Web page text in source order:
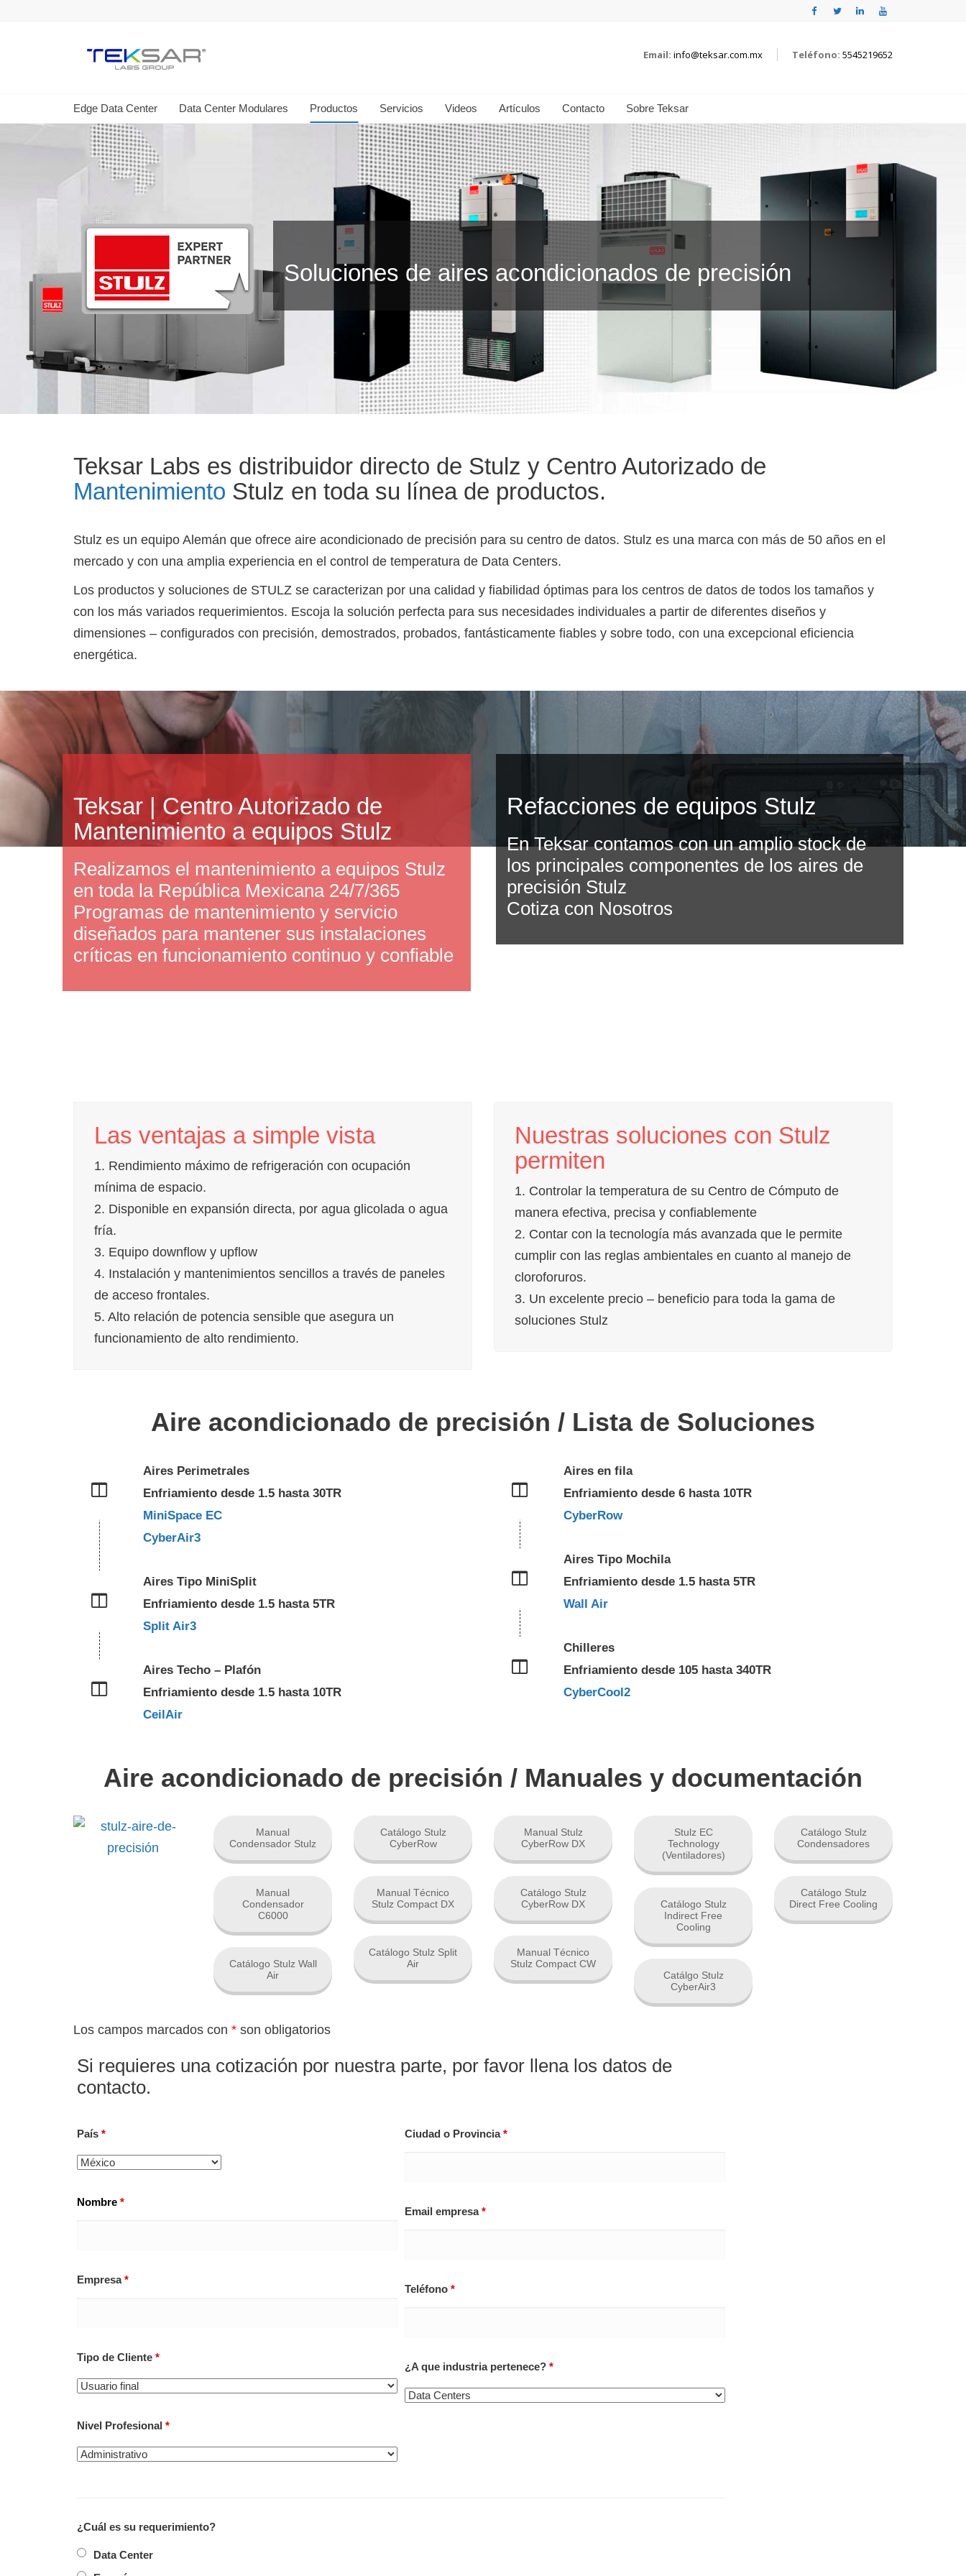
Email: info@teksar.com.mx Teléfono: 5545219652
Edge Data Center Data Center Modulares Productos Servicios Videos Artículos Contacto Sobre Teksar
Soluciones de aires acondicionados de precisión
Teksar Labs es distribuidor directo de Stulz y Centro Autorizado de
Mantenimiento Stulz en toda su línea de productos.
Stulz es un equipo Alemán que ofrece aire acondicionado de precisión para su centro de datos. Stulz es una marca con más de 50 años en el
mercado y con una amplia experiencia en el control de temperatura de Data Centers.
Los productos y soluciones de STULZ se caracterizan por una calidad y ﬁabilidad óptimas para los centros de datos de todos los tamaños y
con los más variados requerimientos. Escoja la solución perfecta para sus necesidades individuales a partir de diferentes diseños y
dimensiones – conﬁgurados con precisión, demostrados, probados, fantásticamente ﬁables y sobre todo, con una excepcional eﬁciencia
energética.
Teksar | Centro Autorizado de
Mantenimiento a equipos Stulz
Realizamos el mantenimiento a equipos Stulz
en toda la República Mexicana 24/7/365
Programas de mantenimiento y servicio
diseñados para mantener sus instalaciones
críticas en funcionamiento continuo y confiable
Refacciones de equipos Stulz
En Teksar contamos con un amplio stock de
los principales componentes de los aires de
precisión Stulz
Cotiza con Nosotros
Las ventajas a simple vista
1. Rendimiento máximo de refrigeración con ocupación
mínima de espacio.
2. Disponible en expansión directa, por agua glicolada o agua
fría.
3. Equipo downflow y upflow
4. Instalación y mantenimientos sencillos a través de paneles
de acceso frontales.
5. Alto relación de potencia sensible que asegura un
funcionamiento de alto rendimiento.
Nuestras soluciones con Stulz
permiten
1. Controlar la temperatura de su Centro de Cómputo de
manera efectiva, precisa y confiablemente
2. Contar con la tecnología más avanzada que le permite
cumplir con las reglas ambientales en cuanto al manejo de
cloroforuros.
3. Un excelente precio – beneficio para toda la gama de
soluciones Stulz
Aire acondicionado de precisión / Lista de Soluciones
Aires Perimetrales
Enfriamiento desde 1.5 hasta 30TR
MiniSpace EC
CyberAir3
Aires Tipo MiniSplit
Enfriamiento desde 1.5 hasta 5TR
Split Air3
Aires Techo – Plafón
Enfriamiento desde 1.5 hasta 10TR
CeilAir
Aires en fila
Enfriamiento desde 6 hasta 10TR
CyberRow
Aires Tipo Mochila
Enfriamiento desde 1.5 hasta 5TR
Wall Air
Chilleres
Enfriamiento desde 105 hasta 340TR
CyberCool2
Aire acondicionado de precisión / Manuales y documentación
Manual
Condensador Stulz
Manual
Condensador
C6000
Catálogo Stulz Wall
Air
Catálogo Stulz
CyberRow
Manual Técnico
Stulz Compact DX
Catálogo Stulz Split
Air
Manual Stulz
CyberRow DX
Catálogo Stulz
CyberRow DX
Manual Técnico
Stulz Compact CW
Stulz EC
Technology
(Ventiladores)
Catálogo Stulz
Indirect Free
Cooling
Catálgo Stulz
CyberAir3
Catálogo Stulz
Condensadores
Catálogo Stulz
Direct Free Cooling
Los campos marcados con * son obligatorios
Si requieres una cotización por nuestra parte, por favor llena los datos de
contacto.
País *
Nombre *
Empresa*
Tipo de Cliente *
Nivel Profesional *
Ciudad o Provincia*
Email empresa*
Teléfono *
¿A que industria pertenece? *
¿Cuál es su requerimiento?
Data Center